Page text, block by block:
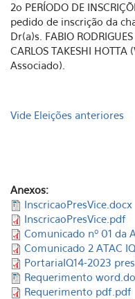
2o PERÍODO DE
pedido de inscrição da
Dr(a)s. FABIO
CARLOS TAKESHI
Associado).
Vide Eleições anteriores
Anexos:
InscricaoPresVice.docx
InscricaoPresVice.pdf
Comunicado nº 01 da
Comunicado 2 ATAC
PortariaIQ14-2023
Requerimento
Requerimento pdf.pdf